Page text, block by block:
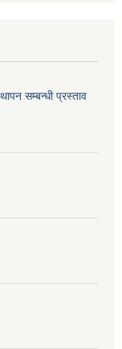
सम्बन्धी प्रस्ताव